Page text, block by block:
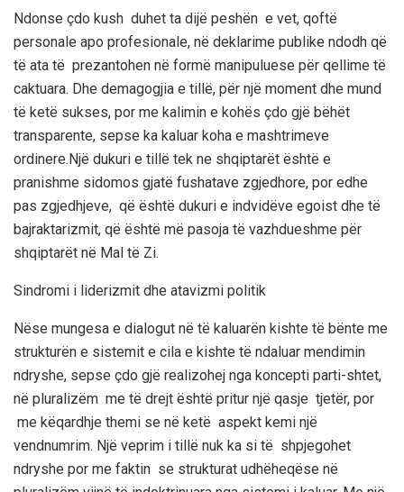
Ndonse çdo kush duhet ta dijë peshën e vet, qoftë
personale apo profesionale, në deklarime publike ndodh që
të ata të prezantohen në formë manipuluese për qellime të
caktuara. Dhe demagogjia e tillë, për një moment dhe mund
të ketë sukses, por me kalimin e kohës çdo gjë bëhët
transparente, sepse ka kaluar koha e mashtrimeve
ordinere.Një dukuri e tillë tek ne shqiptarët është e
pranishme sidomos gjatë fushatave zgjedhore, por edhe
pas zgjedhjeve, që është dukuri e indvidëve egoist dhe të
bajraktarizmit, që është më pasoja të vazhdueshme për
shqiptarët në Mal të Zi.
Sindromi i liderizmit dhe atavizmi politik
Nëse mungesa e dialogut në të kaluarën kishte të bënte me
strukturën e sistemit e cila e kishte të ndaluar mendimin
ndryshe, sepse çdo gjë realizohej nga koncepti parti-shtet,
në pluralizëm me të drejt është pritur një qasje tjetër, por
me këqardhje themi se në ketë aspekt kemi një
vendnumrim. Një veprim i tillë nuk ka si të shpjegohet
ndryshe por me faktin se strukturat udhëheqëse në